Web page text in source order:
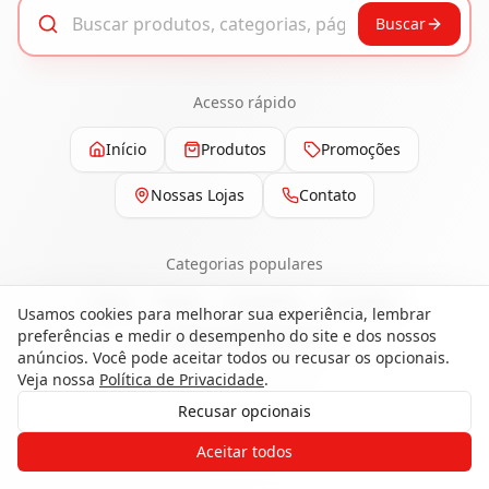
Buscar
Acesso rápido
Início Produtos Promoções
Nossas Lojas Contato
Categorias populares
Pisos
Ferragens
Painéis e Revestimentos
Gostaria de receber o contato de um
de nossos especialistas?
Usamos cookies para melhorar sua experiência, lembrar
preferências e medir o desempenho do site e dos nossos
anúncios. Você pode aceitar todos ou recusar os opcionais.
Veja nossa Política de Privacidade.
Recusar opcionais
Aceitar todos